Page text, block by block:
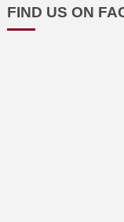
FIND US ON